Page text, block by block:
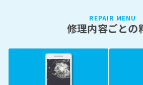
REPAIR MENU
修理内容ごとの